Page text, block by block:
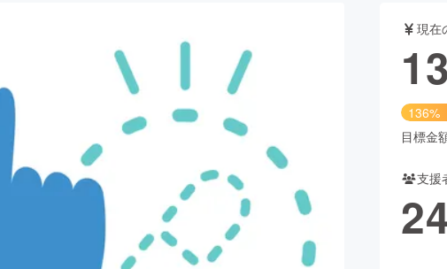
舞台・パフォーマンス
ゲーム・サービス開発
書籍・雑誌出版
チャレンジ ビューティー・ヘルス
現在
136%
目標金
支援
24